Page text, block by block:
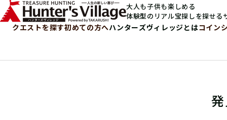
大人も子供も楽しめる
体験型のリアル宝探しを探せる
クエストを探す初めての方へハンターズヴィレッジとはコイン